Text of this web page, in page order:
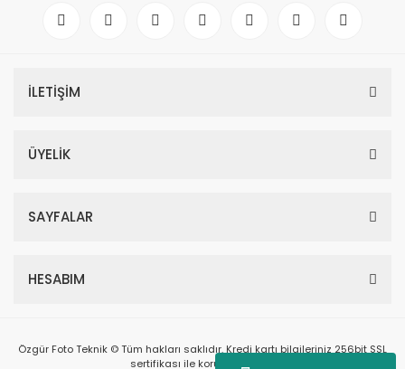
İLETİŞİM
ÜYELİK
SAYFALAR
HESABIM
Özgür Foto Teknik © Tüm hakları saklıdır. Kredi kartı bilgileriniz 256bit SSL
sertifikası ile korunmaktadır.